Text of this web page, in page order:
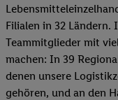
Filialen in 32
Teammitglieder mit
machen: In 39
denen unsere
gehören, und an den